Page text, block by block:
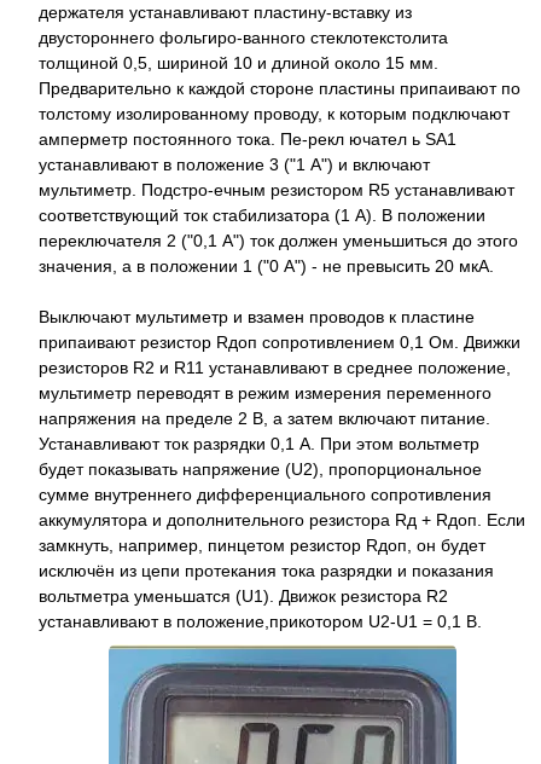
держателя устанавливают пластину-вставку из
двустороннего фольгиро-ванного стеклотекстолита
толщиной 0,5, шириной 10 и длиной около 15 мм.
Предварительно к каждой стороне пластины припаивают по
толстому изолированному проводу, к которым подключают
амперметр постоянного тока. Пе-рекл ючател ь SA1
устанавливают в положение 3 ("1 А") и включают
мультиметр. Подстро-ечным резистором R5 устанавливают
соответствующий ток стабилизатора (1 А). В положении
переключателя 2 ("0,1 А") ток должен уменьшиться до этого
значения, а в положении 1 ("0 А") - не превысить 20 мкА.
Выключают мультиметр и взамен проводов к пластине
припаивают резистор Rдоп сопротивлением 0,1 Ом. Движки
резисторов R2 и R11 устанавливают в среднее положение,
мультиметр переводят в режим измерения переменного
напряжения на пределе 2 В, а затем включают питание.
Устанавливают ток разрядки 0,1 А. При этом вольтметр
будет показывать напряжение (U2), пропорциональное
сумме внутреннего дифференциального сопротивления
аккумулятора и дополнительного резистора Rд + Rдоп. Если
замкнуть, например, пинцетом резистор Rдоп, он будет
исключён из цепи протекания тока разрядки и показания
вольтметра уменьшатся (U1). Движок резистора R2
устанавливают в положение,прикотором U2-U1 = 0,1 В.